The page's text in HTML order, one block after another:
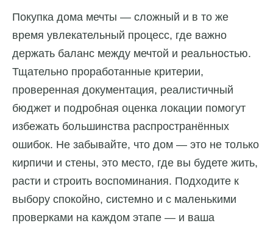
Покупка дома мечты — сложный и в то же
время увлекательный процесс, где важно
держать баланс между мечтой и реальностью.
Тщательно проработанные критерии,
проверенная документация, реалистичный
бюджет и подробная оценка локации помогут
избежать большинства распространённых
ошибок. Не забывайте, что дом — это не только
кирпичи и стены, это место, где вы будете жить,
расти и строить воспоминания. Подходите к
выбору спокойно, системно и с маленькими
проверками на каждом этапе — и ваша